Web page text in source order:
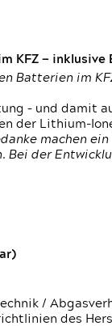
—
Batterien im
– und damit
der Lithium-
machen
Bei der
/
des